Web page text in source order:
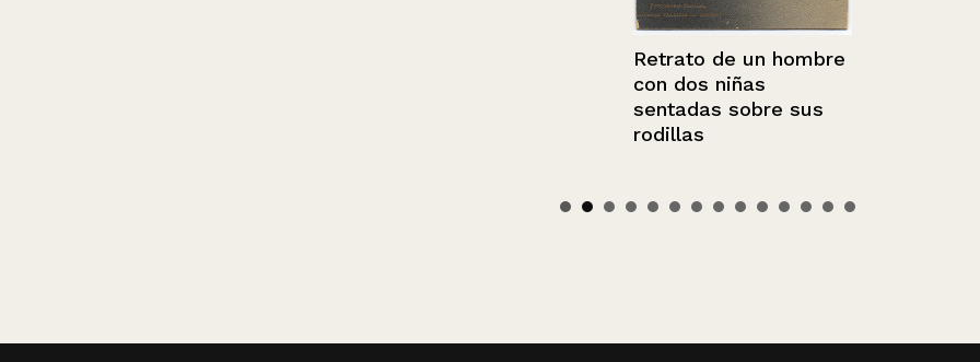
Retrato de un hombre
con dos niñas
sentadas sobre sus
rodillas